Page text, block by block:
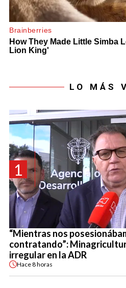
LO MÁS
1
“Mientras nos
contratando”:
irregular en la ADR
Hace8 horas